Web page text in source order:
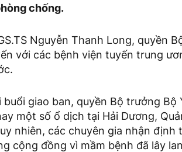
chống.
Nguyễn Thanh Long, quyền
với các bệnh viện tuyến trung
buổi giao ban, quyền Bộ trưởng Bộ
một số ổ dịch tại Hải Dương,
nhiên, các chuyên gia nhận
cộng đồng vì mầm bệnh đã lây